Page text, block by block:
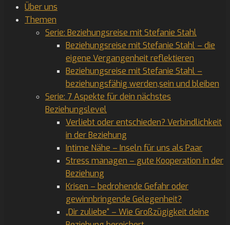
Über uns
Themen
Serie: Beziehungsreise mit Stefanie Stahl
Beziehungsreise mit Stefanie Stahl – die
eigene Vergangenheit reflektieren
Beziehungsreise mit Stefanie Stahl –
beziehungsfähig werden,sein und bleiben
Serie: 7 Aspekte für dein nächstes
Beziehungslevel
Verliebt oder entschieden? Verbindlichkeit
in der Beziehung
Intime Nähe – Inseln für uns als Paar
Stress managen – gute Kooperation in der
Beziehung
Krisen – bedrohende Gefahr oder
gewinnbringende Gelegenheit?
„Dir zuliebe“ – Wie Großzügigkeit deine